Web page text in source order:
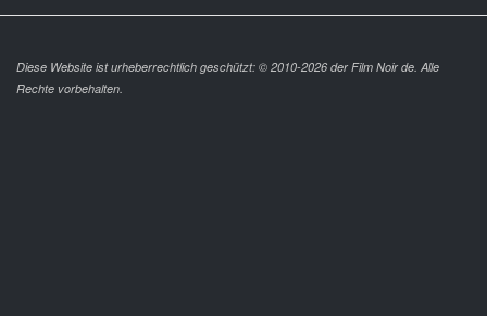
Diese Website ist urheberrechtlich geschützt: © 2010-2026 der Film Noir de. Alle
Rechte vorbehalten.